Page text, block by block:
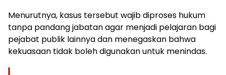
Menurutnya, kasus tersebut wajib diproses hukum
tanpa pandang jabatan agar menjadi pelajaran bagi
pejabat publik lainnya dan menegaskan bahwa
kekuasaan tidak boleh digunakan untuk menindas.